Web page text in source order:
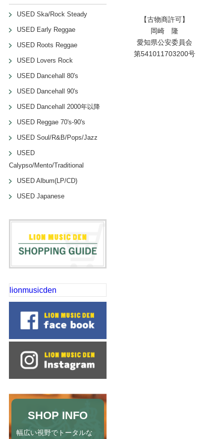
USED Ska/Rock Steady
USED Early Reggae
USED Roots Reggae
USED Lovers Rock
USED Dancehall 80's
USED Dancehall 90's
USED Dancehall 2000年以降
USED Reggae 70's-90's
USED Soul/R&B/Pops/Jazz
USED
Calypso/Mento/Traditional
USED Album(LP/CD)
USED Japanese
lionmusicden
SHOP INFO
幅広い視野でトータルな
【古物商許可】
岡崎 隆
愛知県公安委員会
第541011703200号